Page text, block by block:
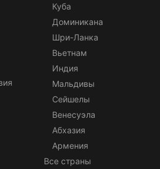
Куба
Доминикана
Шри-Ланка
Вьетнам
Индия
Мальдивы
Сейшелы
Венесуэла
Абхазия
Армения
Все страны